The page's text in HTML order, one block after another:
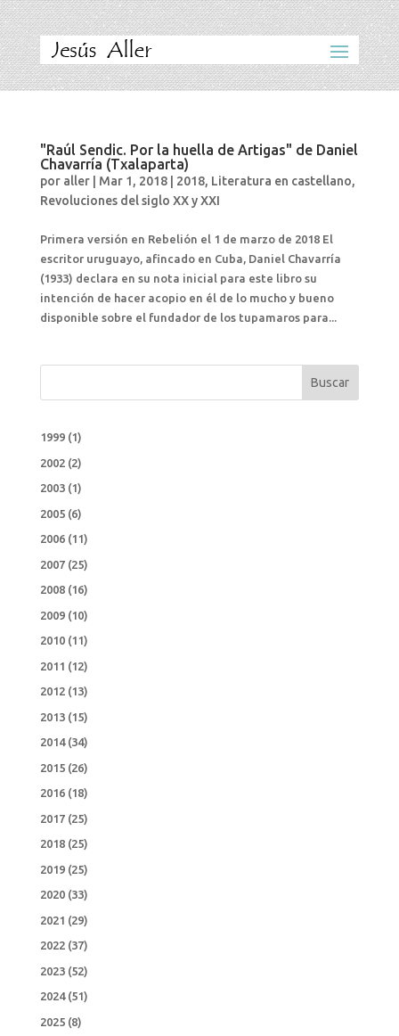
"Raúl Sendic. Por la huella de Artigas" de Daniel
Chavarría (Txalaparta)
por aller| Mar 1, 2018| 2018, Literatura en castellano,
Revoluciones del siglo XX y XXI
Primera versión en Rebelión el 1 de marzo de 2018 El
escritor uruguayo, afincado en Cuba, Daniel Chavarría
(1933) declara en su nota inicial para este libro su
intención de hacer acopio en él de lo mucho y bueno
disponible sobre el fundador de los tupamaros para...
Buscar
1999(1)
2002(2)
2003(1)
2005(6)
2006(11)
2007(25)
2008(16)
2009(10)
2010(11)
2011 (12)
2012(13)
2013(15)
2014(34)
2015(26)
2016(18)
2017(25)
2018(25)
2019(25)
2020(33)
2021 (29)
2022(37)
2023(52)
2024(51)
2025(8)